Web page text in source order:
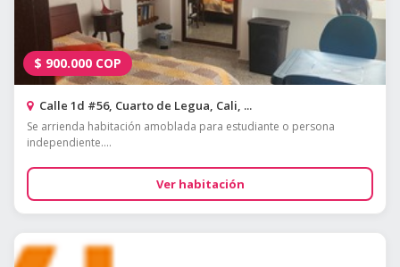
$ 900.000 COP
Calle 1d #56, Cuarto de Legua, Cali, ...
Se arrienda habitación amoblada para estudiante o persona
independiente....
Ver habitación